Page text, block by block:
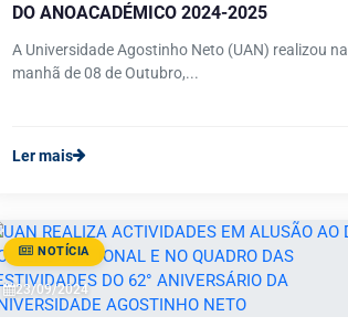
DO ANOACADÉMICO 2024-2025
A Universidade Agostinho Neto (UAN) realizou na
manhã de 08 de Outubro,...
Ler mais
NOTÍCIA
23/09/2024